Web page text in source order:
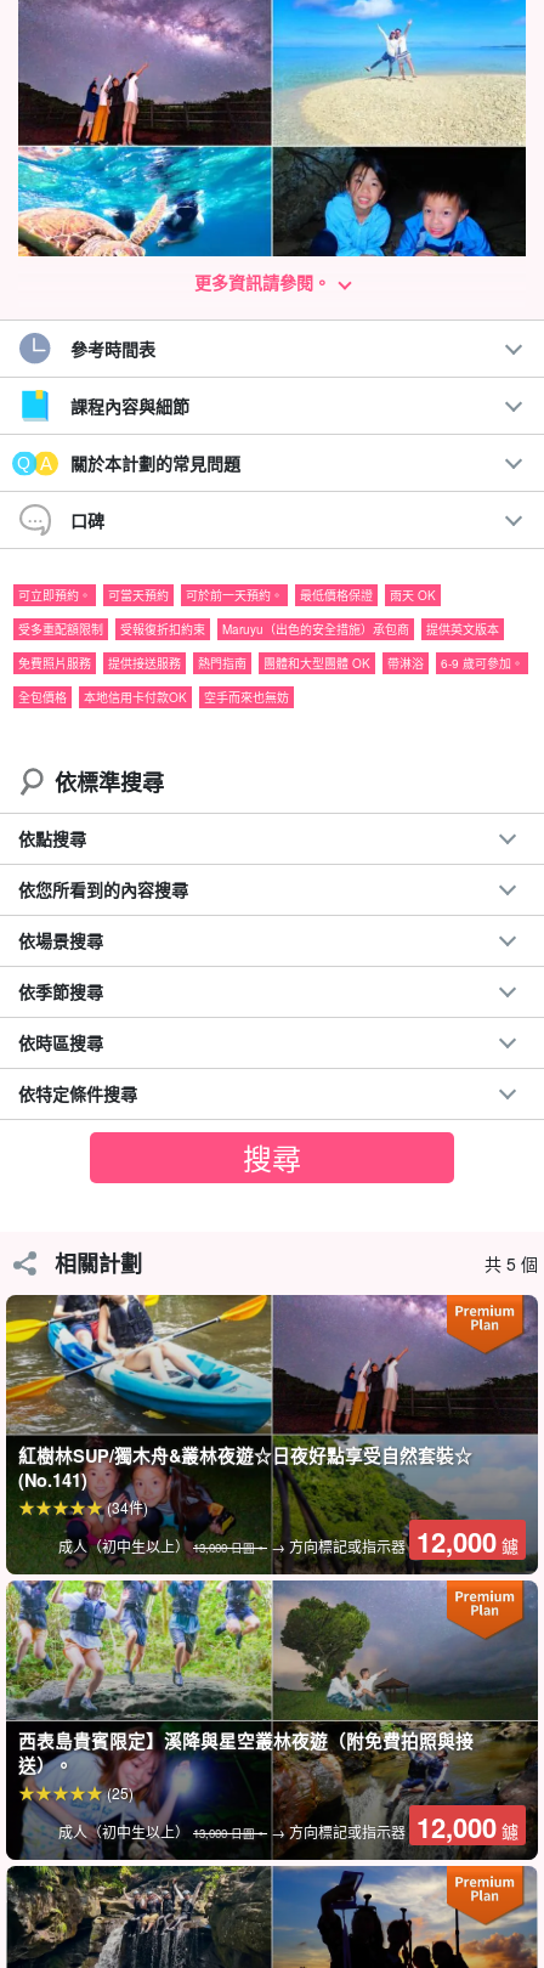
巴拉斯島浮潛與叢林夜遊
僅適用於西表島客人！本計畫包括在被稱為「奇蹟之島」的壯觀的
巴拉蘇島浮潛，以及在夜晚欣賞西表島的叢林夜遊。
建議：
◆包含免費相片資料
包括免費租借觀光器材
◆旅遊參與者福利頁面介紹。
◆ 參加日期。前一天 18:00 前無需支付取消費用
從下午到夜晚，享受西表島的豪華計劃。
參觀由珊瑚碎片組成的奇蹟島嶼 Barras Island。
由珊瑚礁碎片形成的 Barras Island 只會在退潮時出現。奇蹟之島它
也被稱為 「格蘭德河」，只有乘船才能到達，是一個寶貴的地方。
這裡是拍攝婚紗照和 PV 的熱門地點！
Miracle Island 是極佳的浮潛點！
Barras Island 周圍的海水清澈見底，是絕佳的浮潛地點。
在清澈的海水中游泳，觀察色彩繽紛的珊瑚和魚類。如果您幸運的
更多資訊請參閱。
參考時間表
課程內容與細節
關於本計劃的常見問題
口碑
可立即預約。 可當天預約 可於前一天預約。 最低價格保證
雨天 OK
受多重配額限制
受報復折扣約束 Maruyu（出色的安全措施）承包商
提供英文版本
免費照片服務
提供接送服務 熱門指南 團體和大型團體 OK 帶淋浴
6-9 歲可參加。
全包價格
本地信用卡付款OK 空手而來也無妨
依標準搜尋
依點搜尋
依您所看到的內容搜尋
依場景搜尋
依季節搜尋
依時區搜尋
依特定條件搜尋
相關計劃 共 5 個
紅樹林SUP/獨木舟&叢林夜遊☆日夜好點享受自然套裝☆
(No.141)
成人（初中生以上）13,000 日圓。 → 方向標記或指示器 12,000 鑢
(34件)
西表島貴賓限定】溪降與星空叢林夜遊（附免費拍照與接
送）。
成人（初中生以上） 13,000 日圓。 → 方向標記或指示器 12,000 鑢
(25)